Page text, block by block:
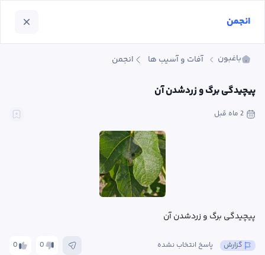
باغبون آفات و آسیب ها انجمن
پیچیدگی برگ و زردشدن آن
2 ماه قبل
پیچیدگی برگ و زردشدن آن
0 0 پاسخ انتخاب نشده گزارش
انجمن